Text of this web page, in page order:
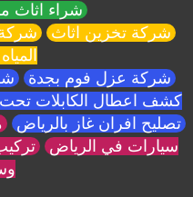
شراء اثاث
شركة تخزين اثاث
شركة عزل فوم بجدة
كشف اعطال الكابلات
تصليح افران غاز بالرياض
سيارات في الرياض